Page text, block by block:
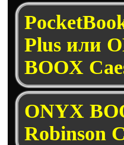
Plus или
BOOX
ONYX
Robinson